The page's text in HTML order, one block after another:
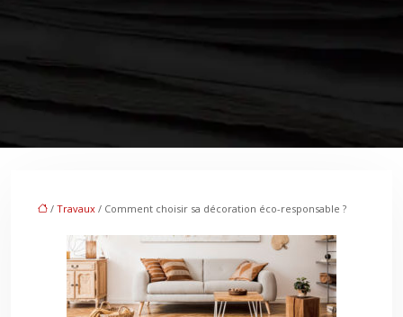
/ Travaux / Comment choisir sa décoration éco-responsable ?